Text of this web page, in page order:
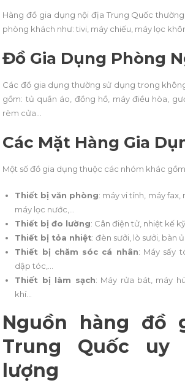
Hàng đồ gia dụng nội địa Trung Quốc
phòng khách như: tivi, máy chiếu, máy lọc
Đồ Gia Dụng Phòng
Các đồ gia dụng thường sử dụng trong
gồm: tủ quần áo, đồng hồ, máy điều hòa,
rèm cửa…
Các Mặt Hàng Gia
Một số đồ gia dụng thuộc các nhóm khác
Thiết bị văn phòng: máy vi tính, máy fax,
máy lọc nước,…
Thiết bị đo lường: Cân điện tử, nhiệt kế kỹ
Thiết bị tỏa nhiệt: đèn sưởi, lò sưởi, bàn
Thiết bị chăm sóc cá nhân: Máy sấy
dập tóc,…
Thiết bị làm sạch: Máy rửa bát, máy
khí…
Nguồn hàng đồ
Trung Quốc uy
lượng